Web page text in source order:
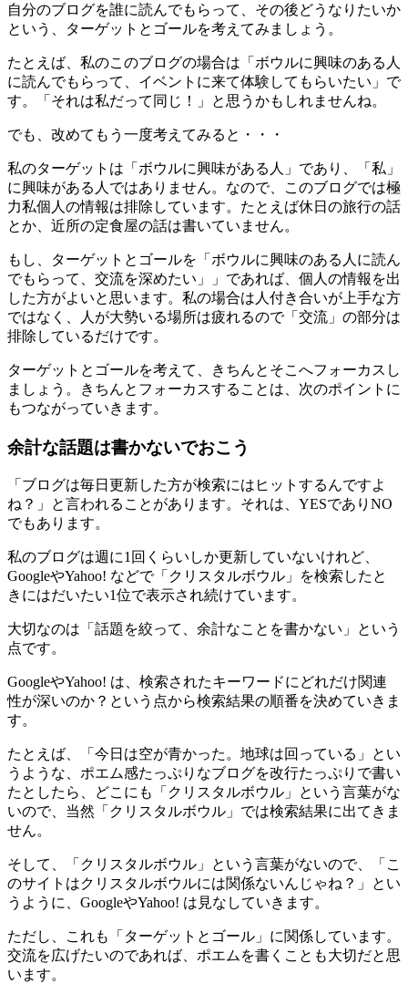
自分のブログを誰に読んでもらって、その後どうなりたいか
という、ターゲットとゴールを考えてみましょう。
たとえば、私のこのブログの場合は「ボウルに興味のある人
に読んでもらって、イベントに来て体験してもらいたい」で
す。「それは私だって同じ！」と思うかもしれませんね。
でも、改めてもう一度考えてみると・・・
私のターゲットは「ボウルに興味がある人」であり、「私」
に興味がある人ではありません。なので、このブログでは極
力私個人の情報は排除しています。たとえば休日の旅行の話
とか、近所の定食屋の話は書いていません。
もし、ターゲットとゴールを「ボウルに興味のある人に読ん
でもらって、交流を深めたい」」であれば、個人の情報を出
した方がよいと思います。私の場合は人付き合いが上手な方
ではなく、人が大勢いる場所は疲れるので「交流」の部分は
排除しているだけです。
ターゲットとゴールを考えて、きちんとそこへフォーカスし
ましょう。きちんとフォーカスすることは、次のポイントに
もつながっていきます。
余計な話題は書かないでおこう
「ブログは毎日更新した方が検索にはヒットするんですよ
ね？」と言われることがあります。それは、YESでありNO
でもあります。
私のブログは週に1回くらいしか更新していないけれど、
GoogleやYahoo! などで「クリスタルボウル」を検索したと
きにはだいたい1位で表示され続けています。
大切なのは「話題を絞って、余計なことを書かない」という
点です。
GoogleやYahoo! は、検索されたキーワードにどれだけ関連
性が深いのか？という点から検索結果の順番を決めていきま
す。
たとえば、「今日は空が青かった。地球は回っている」とい
うような、ポエム感たっぷりなブログを改行たっぷりで書い
たとしたら、どこにも「クリスタルボウル」という言葉がな
いので、当然「クリスタルボウル」では検索結果に出てきま
せん。
そして、「クリスタルボウル」という言葉がないので、「こ
のサイトはクリスタルボウルには関係ないんじゃね？」とい
うように、GoogleやYahoo! は見なしていきます。
ただし、これも「ターゲットとゴール」に関係しています。
交流を広げたいのであれば、ポエムを書くことも大切だと思
います。